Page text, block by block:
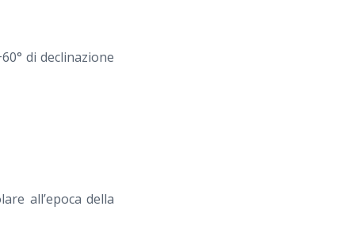
di declinazione
all’epoca della